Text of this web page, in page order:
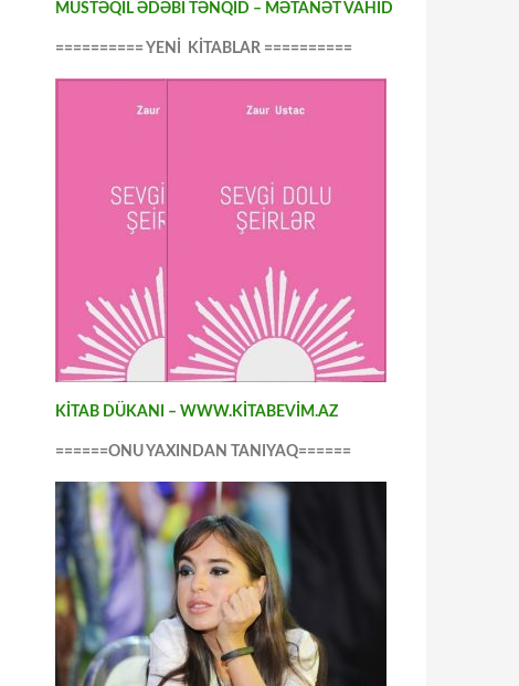
MÜSTƏQİL ƏDƏBİ TƏNQİD – MƏTANƏT VAHİD
========== YENİ KİTABLAR ==========
KİTAB DÜKANI – WWW.KİTABEVİM.AZ
======ONU YAXINDAN TANIYAQ======